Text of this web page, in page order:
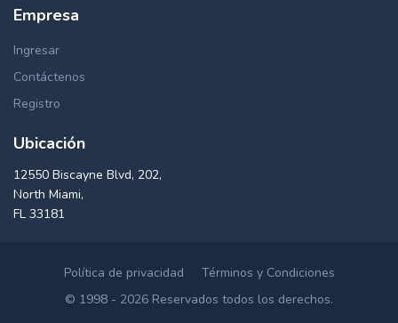
Empresa
Ingresar
Contáctenos
Registro
Ubicación
12550 Biscayne Blvd, 202,
North Miami,
FL 33181
Política de privacidad
Términos y Condiciones
© 1998 - 2026 Reservados todos los derechos.